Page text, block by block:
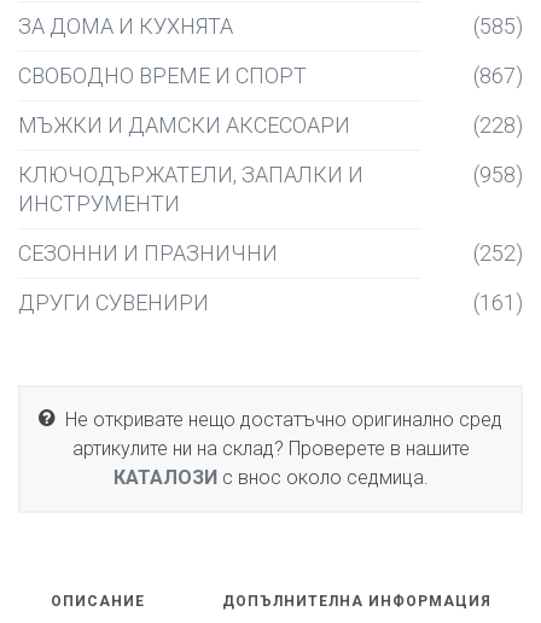
ЗА ДОМА И КУХНЯТА
(585)
СВОБОДНО ВРЕМЕ И СПОРТ
(867)
МЪЖКИ И ДАМСКИ АКСЕСОАРИ
(228)
КЛЮЧОДЪРЖАТЕЛИ, ЗАПАЛКИ И
ИНСТРУМЕНТИ
(958)
СЕЗОННИ И ПРАЗНИЧНИ
(252)
ДРУГИ СУВЕНИРИ
(161)
Не откривате нещо достатъчно оригинално сред
артикулите ни на склад? Проверете в нашите
КАТАЛОЗИс внос около седмица.
ОПИСАНИЕ ДОПЪЛНИТЕЛНА ИНФОРМАЦИЯ